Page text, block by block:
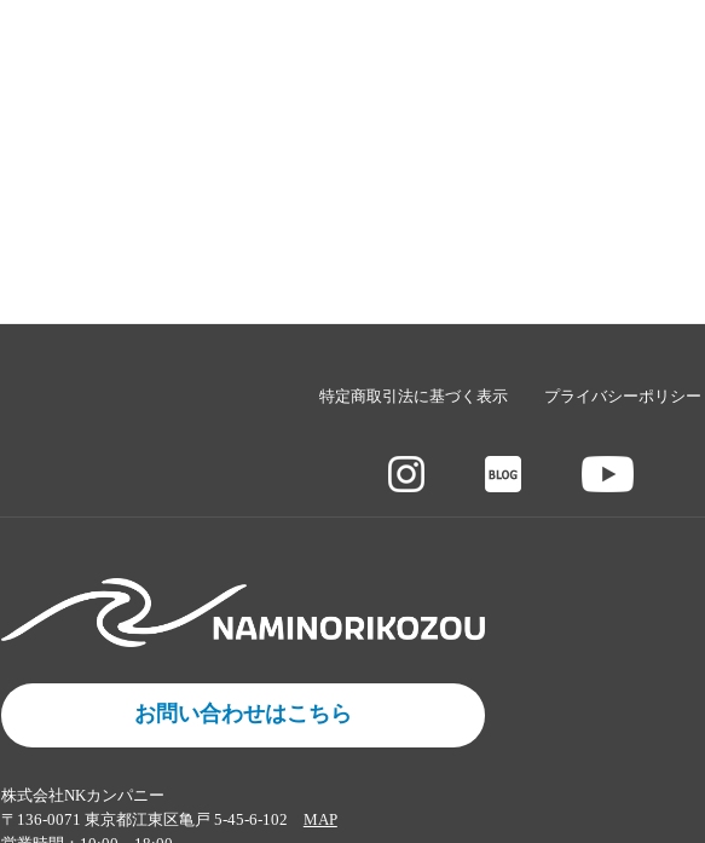
特定商取引法に基づく表示 プライバシーポリシー
お問い合わせはこちら
株式会社NKカンパニー
〒136-0071 東京都江東区亀戸 5-45-6-102 MAP